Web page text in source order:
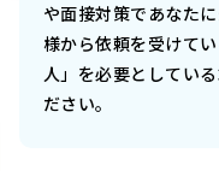
や面接対策であなた
様から依頼を受けて
人」を必要としてい
ださい。